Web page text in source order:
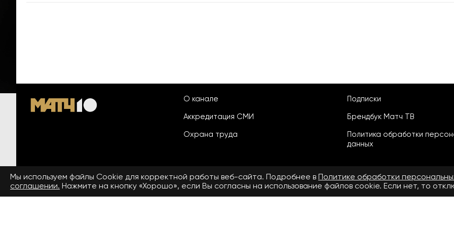
О канале
Аккредитация СМИ
Охрана труда
Подписки
Брендбук Матч ТВ
Политика обработки
данных
© 2026 «ООО «Национальный
спортивный телеканал»
Пользовательское соглашение
Мы используем файлы Сookie для корректной работы веб-сайта. Подробнее в Политике обработки
соглашении. Нажмите на кнопку «Хорошо», если Вы согласны на использование файлов cookie. Если нет, то